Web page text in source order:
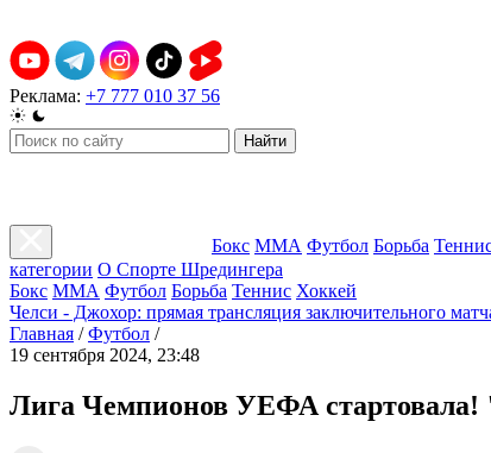
Реклама: +7 777 010 37 56
Найти
Бокс ММА Футбол Борьба
категории О Спорте Шредингера
Бокс ММА Футбол Борьба Теннис Хоккей
Челси - Джохор: прямая трансляция заключительного
Главная / Футбол /
19 сентября 2024, 23:48
Лига Чемпионов УЕФА